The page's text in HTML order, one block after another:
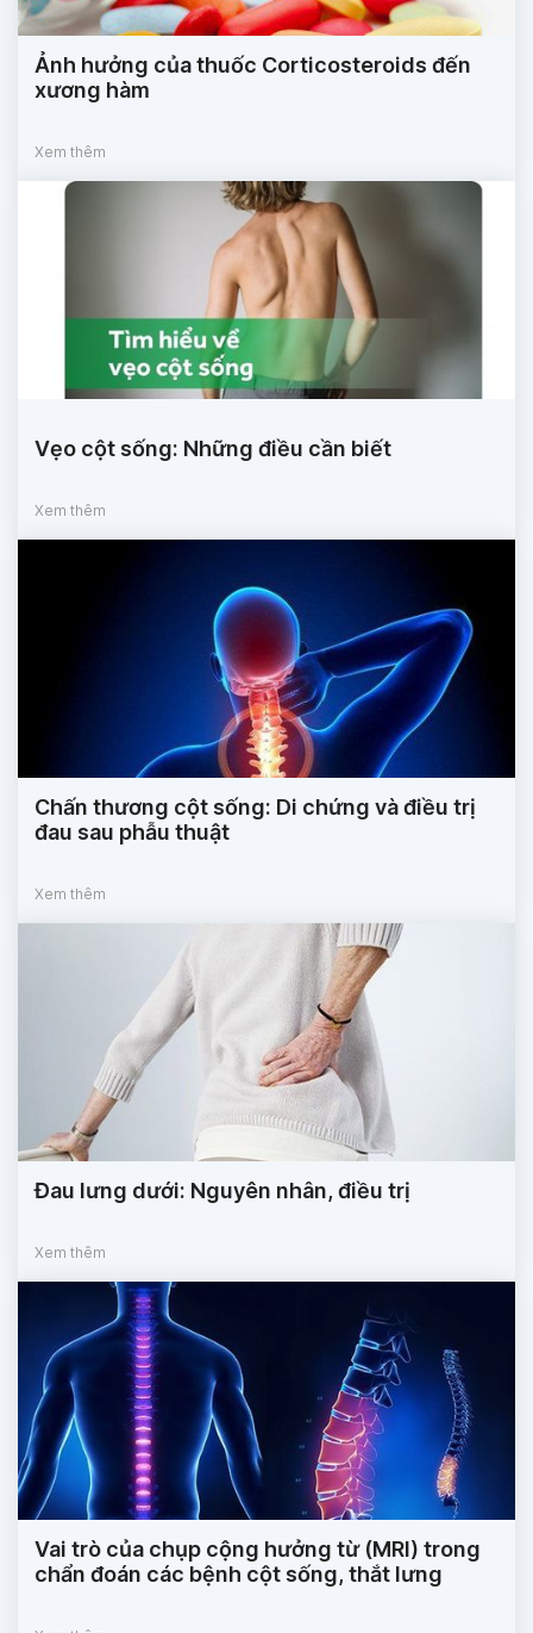
Ảnh hưởng của thuốc Corticosteroids đến
xương hàm
Xem thêm
Vẹo cột sống: Những điều cần biết
Xem thêm
Chấn thương cột sống: Di chứng và điều trị
đau sau phẫu thuật
Xem thêm
Đau lưng dưới: Nguyên nhân, điều trị
Xem thêm
Vai trò của chụp cộng hưởng từ (MRI) trong
chẩn đoán các bệnh cột sống, thắt lưng